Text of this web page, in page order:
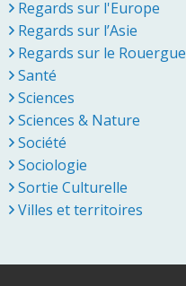
Regards sur l'Europe
Regards sur l’Asie
Regards sur le Rouergue
Santé
Sciences
Sciences & Nature
Société
Sociologie
Sortie Culturelle
Villes et territoires